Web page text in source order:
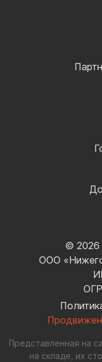
© 2026
ООО
Представленная на
на складе, их